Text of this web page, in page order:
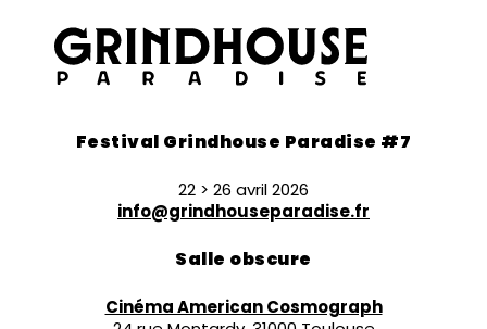
Festival Grindhouse Paradise #7
22 > 26 avril 2026
info@grindhouseparadise.fr
Salle obscure
Cinéma American Cosmograph